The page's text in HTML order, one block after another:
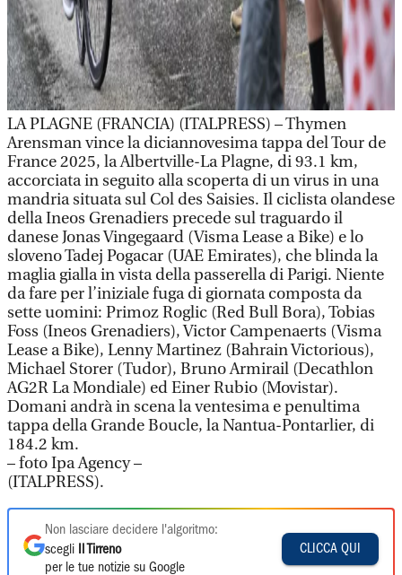
LA PLAGNE (FRANCIA) (ITALPRESS) – Thymen
Arensman vince la diciannovesima tappa del Tour de
France 2025, la Albertville-La Plagne, di 93.1 km,
accorciata in seguito alla scoperta di un virus in una
mandria situata sul Col des Saisies. Il ciclista olandese
della Ineos Grenadiers precede sul traguardo il
danese Jonas Vingegaard (Visma Lease a Bike) e lo
sloveno Tadej Pogacar (UAE Emirates), che blinda la
maglia gialla in vista della passerella di Parigi. Niente
da fare per l’iniziale fuga di giornata composta da
sette uomini: Primoz Roglic (Red Bull Bora), Tobias
Foss (Ineos Grenadiers), Victor Campenaerts (Visma
Lease a Bike), Lenny Martinez (Bahrain Victorious),
Michael Storer (Tudor), Bruno Armirail (Decathlon
AG2R La Mondiale) ed Einer Rubio (Movistar).
Domani andrà in scena la ventesima e penultima
tappa della Grande Boucle, la Nantua-Pontarlier, di
184.2 km.
– foto Ipa Agency –
(ITALPRESS).
Non lasciare decidere l'algoritmo:
scegli
Il Tirreno
per le tue notizie su Google
CLICCA QUI